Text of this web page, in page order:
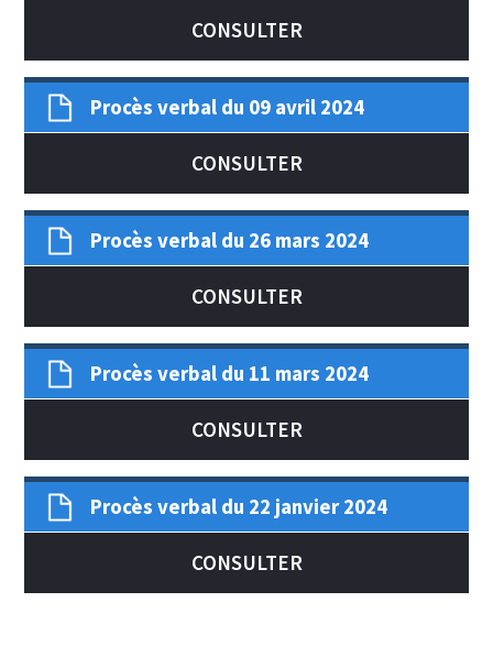
CONSULTER
Procès verbal du 09 avril 2024
CONSULTER
Procès verbal du 26 mars 2024
CONSULTER
Procès verbal du 11 mars 2024
CONSULTER
Procès verbal du 22 janvier 2024
CONSULTER